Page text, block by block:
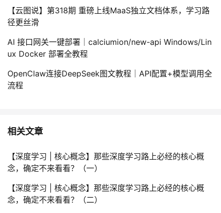
【云图说】第318期 重磅上线MaaS独立文档体系，学习路
径更丝滑
AI 接口网关一键部署｜calciumion/new-api Windows/Lin
ux Docker 部署全教程
OpenClaw连接DeepSeek图文教程｜API配置+模型调用全
流程
相关文章
【深度学习 | 核心概念】那些深度学习路上必经的核心概
念，确定不来看看？（一）
【深度学习 | 核心概念】那些深度学习路上必经的核心概
念，确定不来看看？（二）